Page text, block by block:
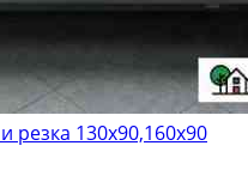
резка 130х90,160х90